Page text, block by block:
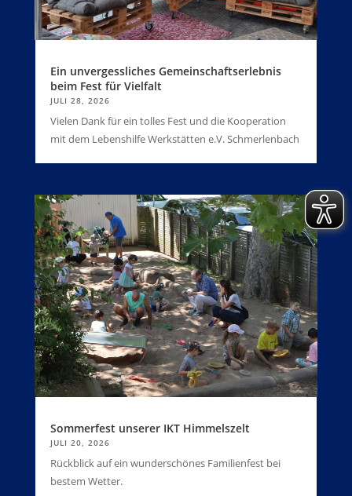
Ein unvergessliches Gemeinschaftserlebnis
beim Fest für Vielfalt
JULI 28, 2026
Vielen Dank für ein tolles Fest und die Kooperation
mit dem Lebenshilfe Werkstätten e.V. Schmerlenbach
Sommerfest unserer IKT Himmelszelt
JULI 20, 2026
Rückblick auf ein wunderschönes Familienfest bei
bestem Wetter.